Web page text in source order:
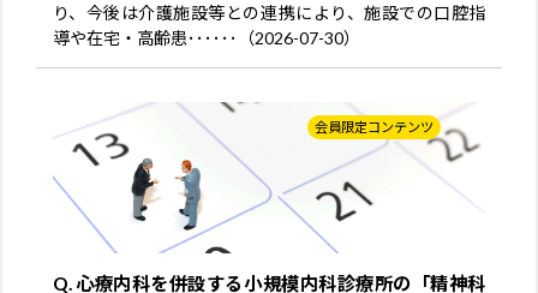
り、今後は介護施設等との連携により、施設での口腔指
導や在宅・高齢患･･････（2026-07-30）
会員限定コンテンツ
Q. 心療内科を併設する小規模内科診療所の「精神科